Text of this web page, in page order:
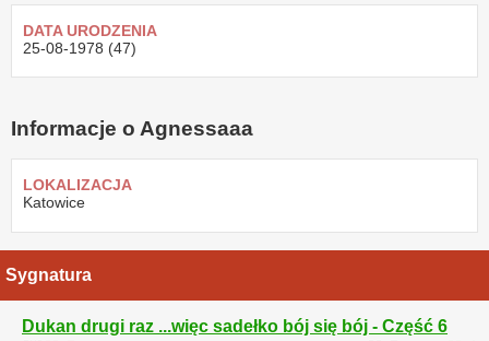
DATA URODZENIA
25-08-1978 (47)
Informacje o Agnessaaa
LOKALIZACJA
Katowice
Sygnatura
Dukan drugi raz ...więc sadełko bój się bój - Część 6